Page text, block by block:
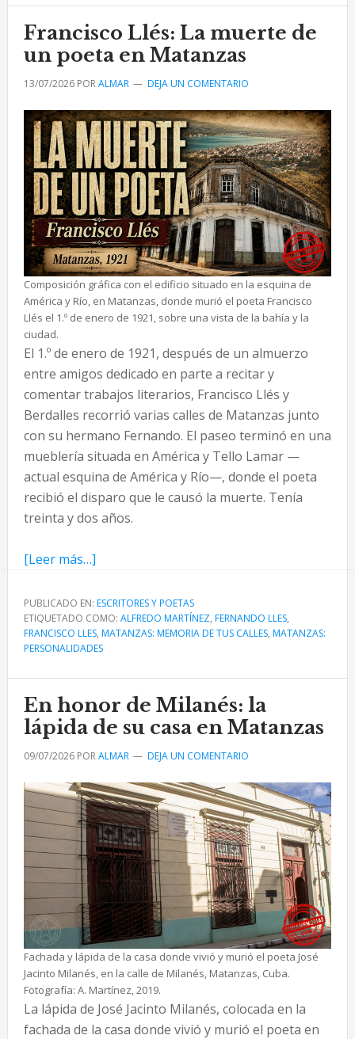
un
costumbrista
cubano
Francisco Llés: La muerte de
un poeta en Matanzas
13/07/2026PORALMAR DEJA UN COMENTARIO
Composición gráfica con el edificio situado en la esquina de
América y Río, en Matanzas, donde murió el poeta Francisco
Llés el 1.º de enero de 1921, sobre una vista de la bahía y la
ciudad.
El 1.º de enero de 1921, después de un almuerzo
entre amigos dedicado en parte a recitar y
comentar trabajos literarios, Francisco Llés y
Berdalles recorrió varias calles de Matanzas junto
con su hermano Fernando. El paseo terminó en una
mueblería situada en América y Tello Lamar —
actual esquina de América y Río—, donde el poeta
recibió el disparo que le causó la muerte. Tenía
treinta y dos años.
[Leer más…]acerca
Francisco
Llés:
La
de
un
poeta
Matanzas
PUBLICADO EN: ESCRITORES Y POETAS
ETIQUETADO COMO: ALFREDO MARTÍNEZ, FERNANDO LLES,
FRANCISCO LLES, MATANZAS: MEMORIA DE TUS CALLES, MATANZAS:
PERSONALIDADES
En honor de Milanés: la
lápida de su casa en Matanzas
09/07/2026PORALMAR DEJA UN COMENTARIO
Fachada y lápida de la casa donde vivió y murió el poeta José
Jacinto Milanés, en la calle de Milanés, Matanzas, Cuba.
Fotografía: A. Martínez, 2019.
La lápida de José Jacinto Milanés, colocada en la
fachada de la casa donde vivió y murió el poeta en